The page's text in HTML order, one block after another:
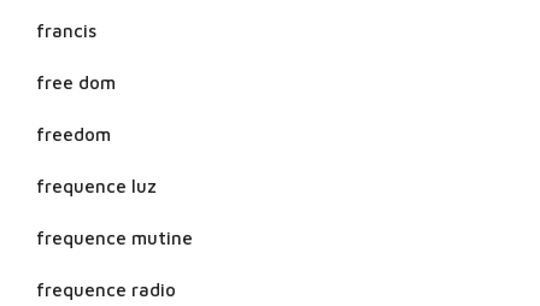
francis
free dom
freedom
frequence luz
frequence mutine
frequence radio